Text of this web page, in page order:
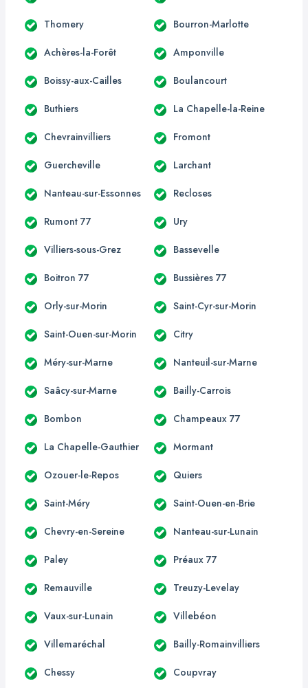
Thomery Bourron-Marlotte
Achères-la-Forêt Amponville
Boissy-aux-Cailles Boulancourt
Buthiers La Chapelle-la-Reine
Chevrainvilliers Fromont
Guercheville Larchant
Nanteau-sur-Essonnes Recloses
Rumont 77 Ury
Villiers-sous-Grez Bassevelle
Boitron 77 Bussières 77
Orly-sur-Morin Saint-Cyr-sur-Morin
Saint-Ouen-sur-Morin Citry
Méry-sur-Marne Nanteuil-sur-Marne
Saâcy-sur-Marne Bailly-Carrois
Bombon Champeaux 77
La Chapelle-Gauthier Mormant
Ozouer-le-Repos Quiers
Saint-Méry Saint-Ouen-en-Brie
Chevry-en-Sereine Nanteau-sur-Lunain
Paley Préaux 77
Remauville Treuzy-Levelay
Vaux-sur-Lunain Villebéon
Villemaréchal Bailly-Romainvilliers
Chessy Coupvray